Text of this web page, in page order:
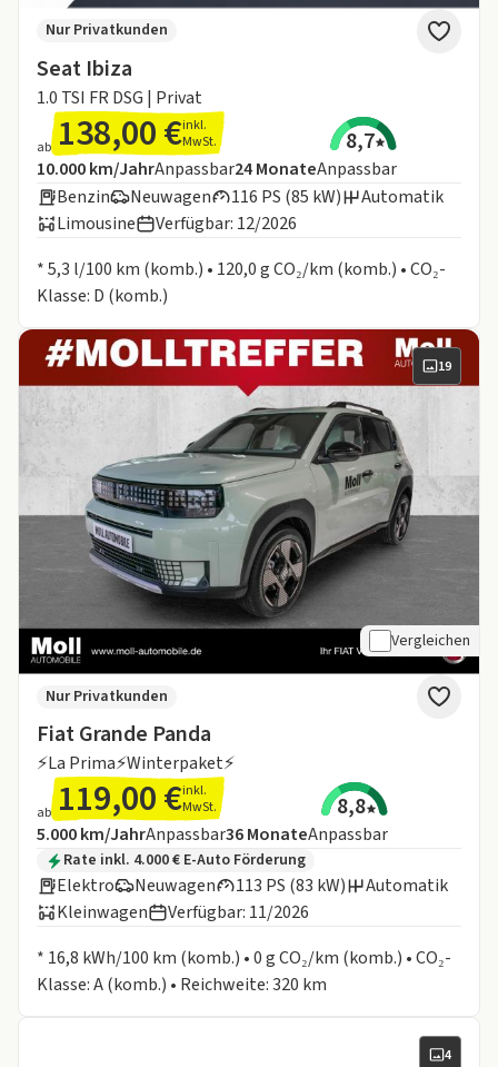
Seat Ibiza
1.0 TSI FR DSG | Privat
Nur Privatkunden
ab 138,00 €inkl.
MwSt.
8,7
Angebotsdetails:
Inklusive Laufleistung
10.000 km/JahrAnpassbarLaufzeit
24MonateAnpassbar
Benzin
Neuwagen 116 PS (85 kW)
Automatik
Limousine
Verfügbar: 12/2026
* 5,3 l/100 km (komb.) • 120,0 g CO₂/km (komb.) • CO₂-
Klasse: D (komb.)
19
Vergleichen
Fiat Grande Panda
⚡La Prima⚡Winterpaket⚡
Nur Privatkunden
ab 119,00 €inkl.
MwSt.
8,8
Angebotsdetails:
Inklusive Laufleistung
5.000 km/JahrAnpassbarLaufzeit
36MonateAnpassbar
Zusätzliche Fahrzeuginformationen:
Rate inkl. 4.000 € E-Auto Förderung
Elektro Neuwagen 113 PS (83 kW)
Automatik
Kleinwagen
Verfügbar: 11/2026
* 16,8 kWh/100 km (komb.) • 0 g CO₂/km (komb.) • CO₂-
Klasse: A (komb.) • Reichweite: 320 km
4